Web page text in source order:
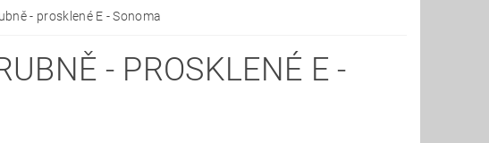
PŘÍSLUŠENSTVÍ / NÁHRADNÍ DÍLY
KE STAŽENÍ
VIDEONÁVODY
- prosklené E - Sonoma
- PROSKLENÉ E -